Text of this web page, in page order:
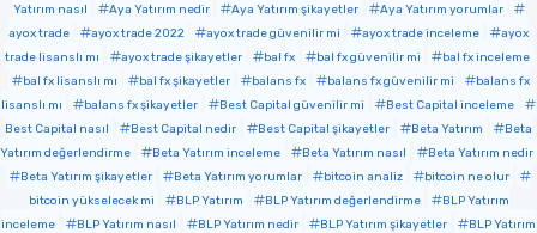
Yatırım nasıl
Aya Yatırım nedir Aya Yatırım şikayetler
Aya Yatırım yorumlar
ayox trade
ayox trade 2022 ayox trade güvenilir mi ayox trade inceleme
ayox
trade lisanslı mı
ayox trade şikayetler bal fx bal fx güvenilir mi
bal fx inceleme
bal fx lisanslı mı
bal fx şikayetler balans fx balans fx güvenilir mi
balans fx
lisanslı mı
balans fx şikayetler Best Capital güvenilir mi
Best Capital inceleme
Best Capital nasıl
Best Capital nedir Best Capital şikayetler Beta Yatırım
Beta
Yatırım değerlendirme
Beta Yatırım inceleme Beta Yatırım nasıl
Beta Yatırım nedir
Beta Yatırım şikayetler
Beta Yatırım yorumlar bitcoin analiz
bitcoin ne olur
bitcoin yükselecek mi
BLP Yatırım BLP Yatırım değerlendirme
BLP Yatırım
inceleme
BLP Yatırım nasıl BLP Yatırım nedir BLP Yatırım şikayetler
BLP Yatırım